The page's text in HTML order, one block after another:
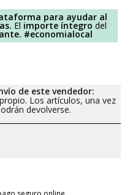
para ayudar al
El importe íntegro del
#economialocal
de este vendedor:
Los artículos, una vez
devolverse.